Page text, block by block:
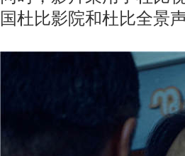
国杜比影院和杜比全景